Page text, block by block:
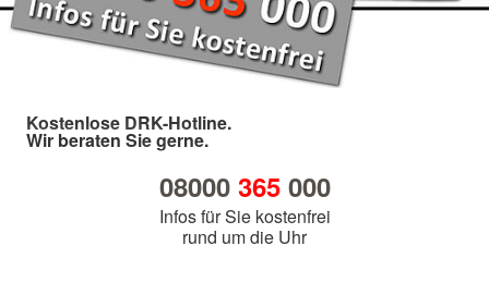
Kostenlose DRK-Hotline.
Wir beraten Sie gerne.
08000 365000
Infos für Sie kostenfrei
rund um die Uhr